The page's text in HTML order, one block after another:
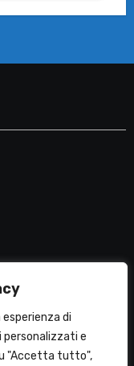
di
personalizzati e
"Accetta tutto",